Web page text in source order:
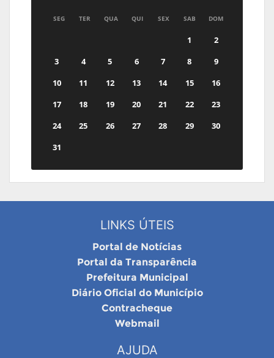
SEG TER QUA QUI SEX SAB DOM
1
2
3
4 5 6 7 8
9
10
11 12 13 14 15
16
17
18 19 20 21 22
23
24
25 26 27 28 29
30
31
LINKS ÚTEIS
Portal de Notícias
Portal da Transparência
Prefeitura Municipal
Diário Oficial do Município
Contracheque
Webmail
AJUDA